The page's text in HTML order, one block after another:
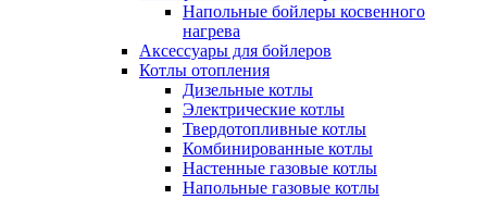
Напольные бойлеры косвенного
нагрева
Аксессуары для бойлеров
Котлы отопления
Дизельные котлы
Электрические котлы
Твердотопливные котлы
Комбинированные котлы
Настенные газовые котлы
Напольные газовые котлы